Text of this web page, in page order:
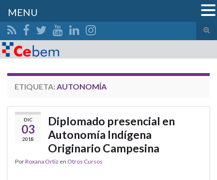
el
Search for:
ETIQUETA: AUTONOMÍA
DIC
03
2018
Diplomado presencial en
Autonomía Indígena
Originario Campesina
PorRoxana Ortiz en Otros Cursos
MENU